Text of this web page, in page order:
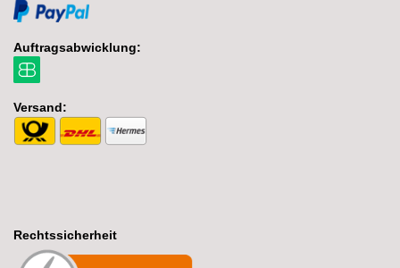
Auftragsabwicklung:
Versand:
Rechtssicherheit